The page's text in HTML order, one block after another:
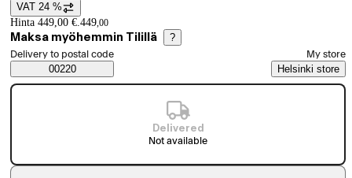
Price details
VAT 24 %
Hinta 449,00 €.449,00
Maksa myöhemmin Tilillä ?
Saatavuustiedot
Select order method
Delivery to postal code
00220
My store
Helsinki store
Delivered
Not available